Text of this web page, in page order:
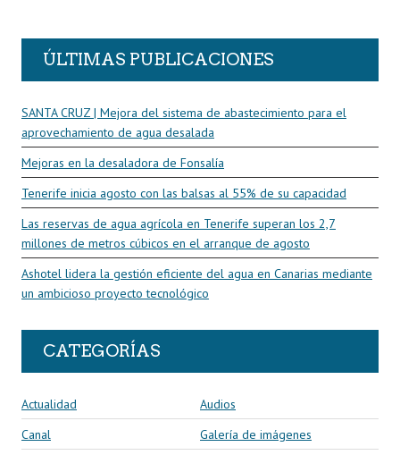
ÚLTIMAS PUBLICACIONES
SANTA CRUZ | Mejora del sistema de abastecimiento para el
aprovechamiento de agua desalada
Mejoras en la desaladora de Fonsalía
Tenerife inicia agosto con las balsas al 55% de su capacidad
Las reservas de agua agrícola en Tenerife superan los 2,7
millones de metros cúbicos en el arranque de agosto
Ashotel lidera la gestión eficiente del agua en Canarias mediante
un ambicioso proyecto tecnológico
CATEGORÍAS
Actualidad
Audios
Canal
Galería de imágenes